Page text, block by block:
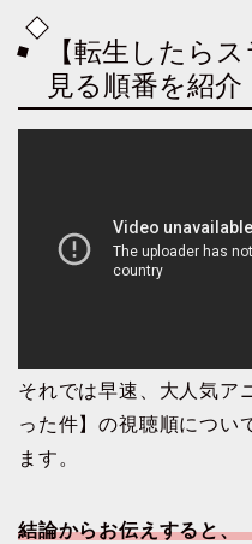
【転生したら
見る順番を紹介
それでは早速、大人気ア
った件】の視聴順につい
ます。
結論からお伝えすると、